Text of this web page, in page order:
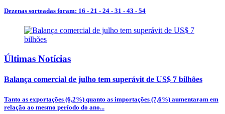
Dezenas sorteadas foram: 16 - 21 - 24 - 31 - 43 - 54
Últimas Notícias
Balança comercial de julho tem superávit de US$ 7 bilhões
Tanto as exportações (6,2%) quanto as importações (7,6%) aumentaram em
relação ao mesmo período do ano...